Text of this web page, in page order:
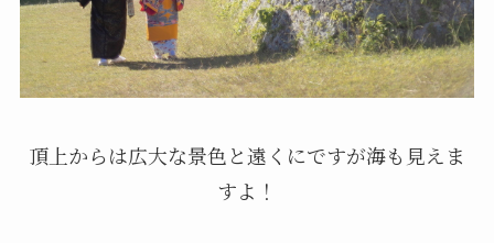
頂上からは広大な景色と遠くにですが海も見えま
すよ！